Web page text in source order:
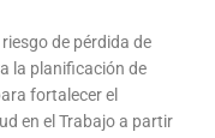
de pérdida de
la planificación de
fortalecer el
en el Trabajo a partir